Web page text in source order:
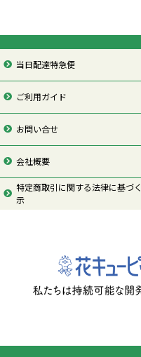
当日配達特急便
ご利用ガイド
お問い合せ
会社概要
特定商取引に関する法律に基づ
示